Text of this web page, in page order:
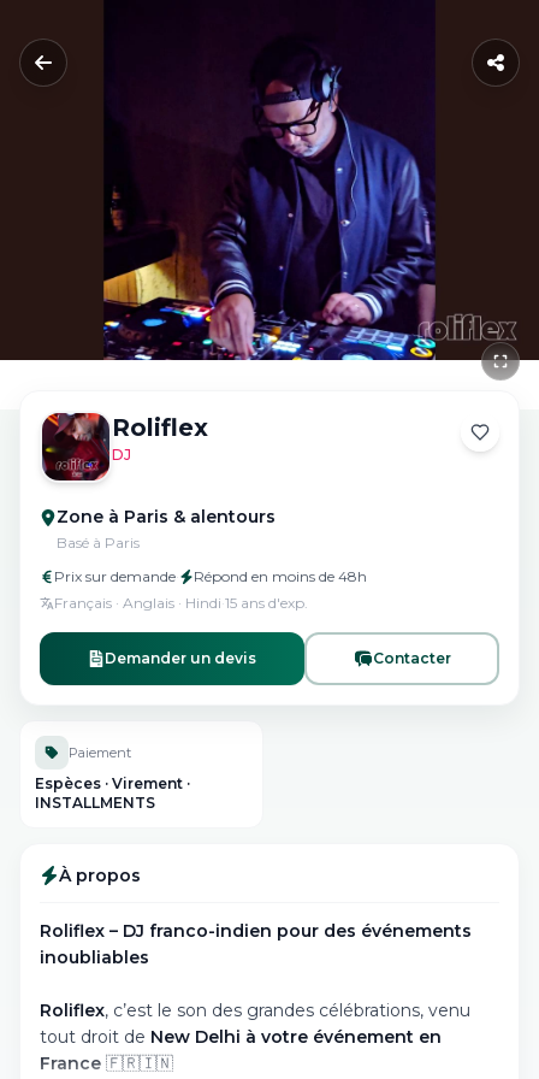
Roliflex
DJ
Zone à Paris & alentours
Basé à Paris
Prix sur demande· Répond en moins de 48h
Français · Anglais · Hindi·15 ans d'exp.
Demander un devis Contacter
Paiement
Espèces · Virement ·
INSTALLMENTS
À propos
Roliflex – DJ franco-indien pour des événements
inoubliables
Roliflex, c’est le son des grandes célébrations, venu
tout droit de New Delhi à votre événement en
France 🇫🇷🇮🇳